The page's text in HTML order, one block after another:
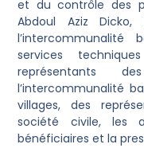
et du contrôle des
Abdoul Aziz
l’intercommunalité
services
représentants
l’intercommunalité
villages, des
société civile, les
bénéficiaires et la